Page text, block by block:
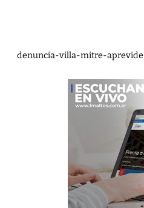
denuncia-villa-mitre-aprevide